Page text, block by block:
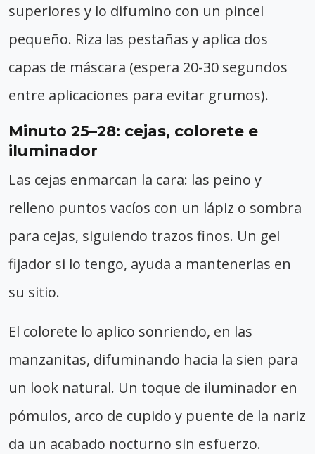
superiores y lo difumino con un pincel
pequeño. Riza las pestañas y aplica dos
capas de máscara (espera 20-30 segundos
entre aplicaciones para evitar grumos).
Minuto 25–28: cejas, colorete e
iluminador
Las cejas enmarcan la cara: las peino y
relleno puntos vacíos con un lápiz o sombra
para cejas, siguiendo trazos finos. Un gel
fijador si lo tengo, ayuda a mantenerlas en
su sitio.
El colorete lo aplico sonriendo, en las
manzanitas, difuminando hacia la sien para
un look natural. Un toque de iluminador en
pómulos, arco de cupido y puente de la nariz
da un acabado nocturno sin esfuerzo.